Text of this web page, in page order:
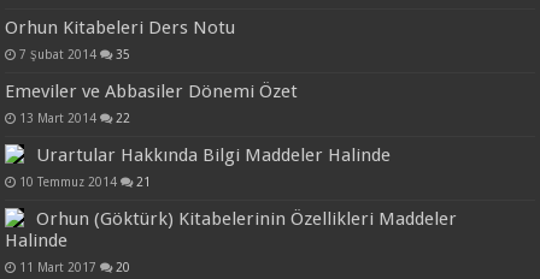
Orhun Kitabeleri Ders Notu
7 Şubat 2014 35
Emeviler ve Abbasiler Dönemi Özet
13 Mart 2014 22
Urartular Hakkında Bilgi Maddeler Halinde
10 Temmuz 2014 21
Orhun (Göktürk) Kitabelerinin Özellikleri Maddeler
Halinde
11 Mart 2017 20